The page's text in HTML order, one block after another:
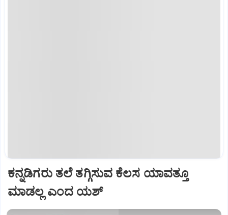
ಕನ್ನಡಿಗರು ತಲೆ ತಗ್ಗಿಸುವ ಕೆಲಸ ಯಾವತ್ತೂ
ಮಾಡಲ್ಲ ಎಂದ ಯಶ್